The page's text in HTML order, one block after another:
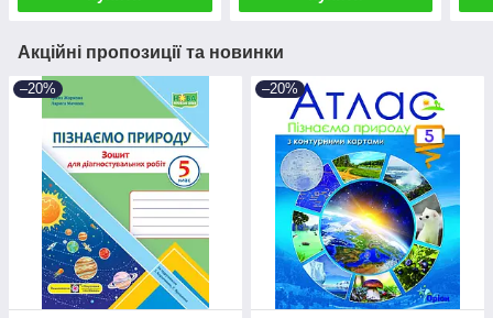
Акційні пропозиції та новинки
–20% –20%